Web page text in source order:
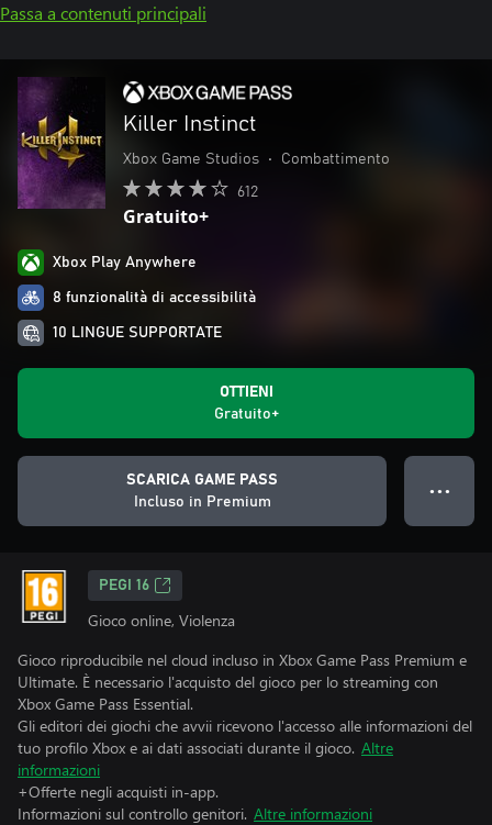
Passa a contenuti principali
Killer Instinct
Xbox Game Studios • Combattimento
612
Gratuito+
Xbox Play Anywhere
8 funzionalità di accessibilità
10 LINGUE SUPPORTATE
OTTIENI
Gratuito+
SCARICA GAME PASS
Incluso in Premium
● ● ●
PEGI 16
Gioco online, Violenza
Gioco riproducibile nel cloud incluso in Xbox Game Pass Premium e
Ultimate. È necessario l'acquisto del gioco per lo streaming con
Xbox Game Pass Essential.
Gli editori dei giochi che avvii ricevono l'accesso alle informazioni del
tuo profilo Xbox e ai dati associati durante il gioco. Altre
informazioni
+Offerte negli acquisti in-app.
Informazioni sul controllo genitori. Altre informazioni